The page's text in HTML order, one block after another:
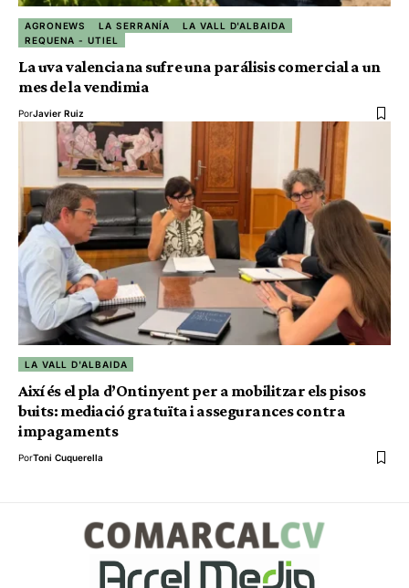
AGRONEWS LA SERRANÍA
LA VALL D'ALBAIDA
REQUENA - UTIEL
La uva valenciana sufre una parálisis comercial a un
mes de la vendimia
PorJavier Ruiz
LA VALL D'ALBAIDA
Així és el pla d’Ontinyent per a mobilitzar els pisos
buits: mediació gratuïta i assegurances contra
impagaments
PorToni Cuquerella